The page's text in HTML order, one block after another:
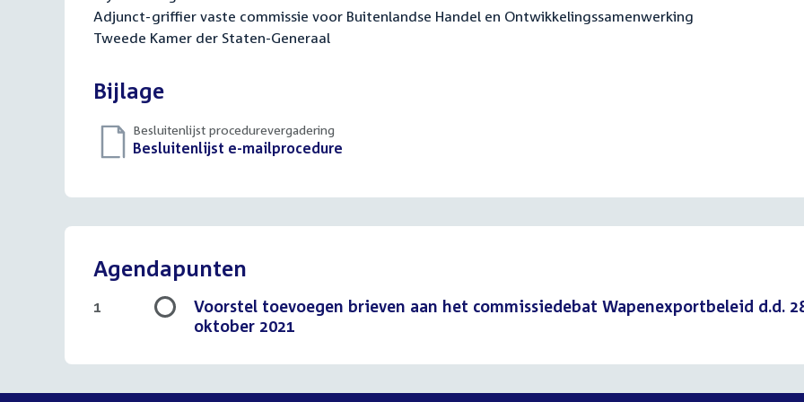
Adjunct-griffier vaste commissie voor Buitenlandse Handel en Ontwikkelingssamenwerking
Tweede Kamer der Staten-Generaal
Bijlage
Besluitenlijst procedurevergadering
Download
Besluitenlijst e-mailprocedure
Agendapunten
Voorstel toevoegen brieven aan het commissiedebat Wapenexportbeleid d.d.
oktober 2021
1